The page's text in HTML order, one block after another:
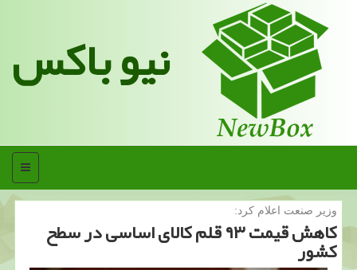
نیو باکس
منو
وزیر صنعت اعلام كرد:
كاهش قیمت ۹۳ قلم كالای اساسی در سطح
كشور